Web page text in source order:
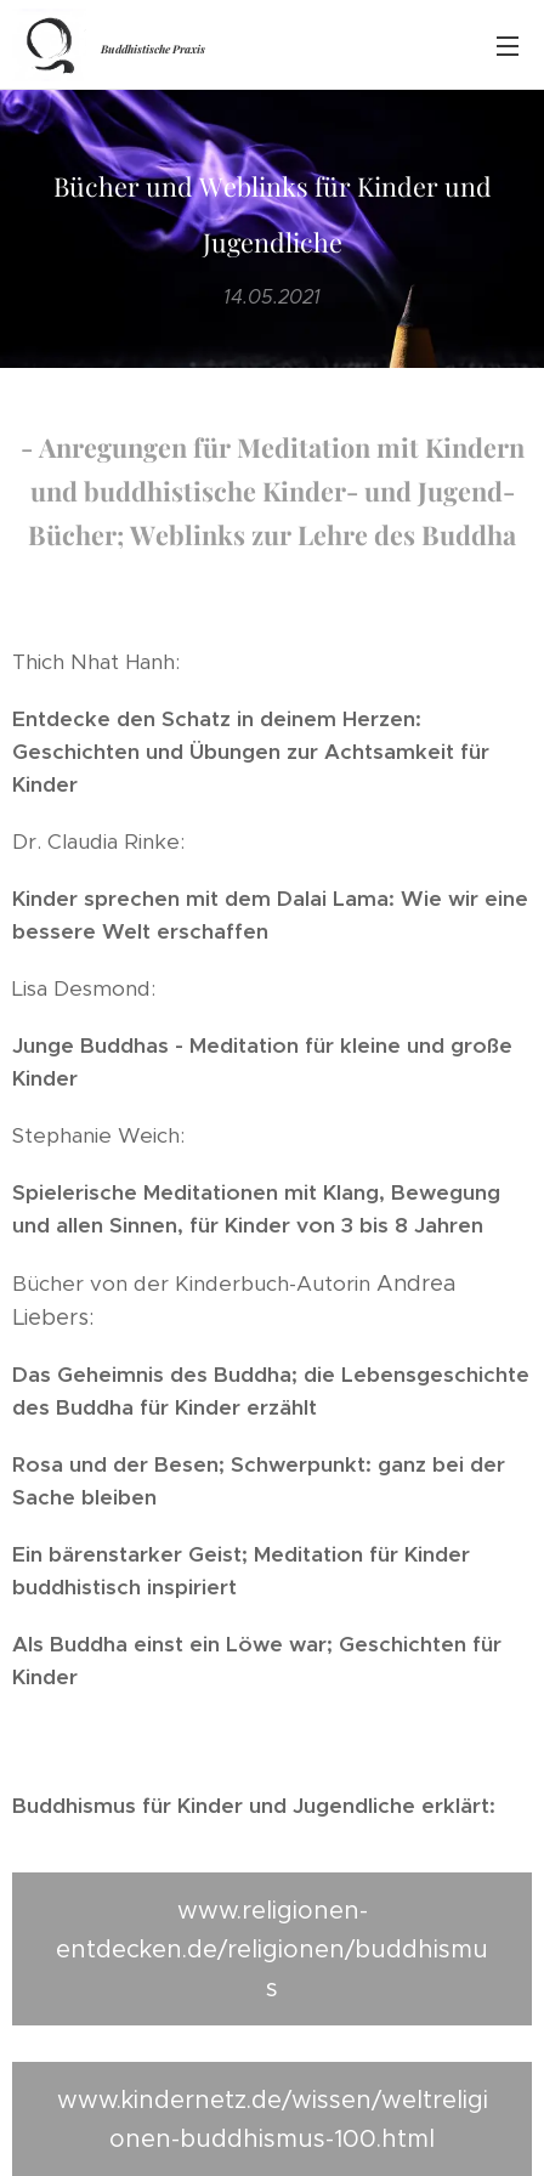
Buddhistische Praxis
Bücher und Weblinks für Kinder und
Jugendliche
14.05.2021
- Anregungen für Meditation mit Kindern
und buddhistische Kinder- und Jugend-
Bücher; Weblinks zur Lehre des Buddha
Thich Nhat Hanh:
Entdecke den Schatz in deinem Herzen:
Geschichten und Übungen zur Achtsamkeit für
Kinder
Dr. Claudia Rinke:
Kinder sprechen mit dem Dalai Lama: Wie wir eine
bessere Welt erschaffen
Lisa Desmond:
Junge Buddhas - Meditation für kleine und große
Kinder
Stephanie Weich:
Spielerische Meditationen mit Klang, Bewegung
und allen Sinnen, für Kinder von 3 bis 8 Jahren
Bücher von der Kinderbuch-Autorin Andrea
Liebers:
Das Geheimnis des Buddha; die Lebensgeschichte
des Buddha für Kinder erzählt
Rosa und der Besen; Schwerpunkt: ganz bei der
Sache bleiben
Ein bärenstarker Geist; Meditation für Kinder
buddhistisch inspiriert
Als Buddha einst ein Löwe war; Geschichten für
Kinder
Buddhismus für Kinder und Jugendliche erklärt:
www.religionen-
entdecken.de/religionen/buddhismu
s
www.kindernetz.de/wissen/weltreligi
onen-buddhismus-100.html